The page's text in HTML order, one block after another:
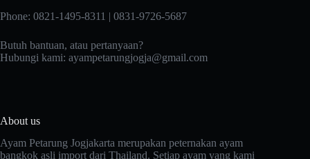
Phone: 0821-1495-8311 | 0831-9726-5687
Butuh bantuan, atau pertanyaan?
Hubungi kami: ayampetarungjogja@gmail.com
About us
Ayam Petarung Jogjakarta merupakan peternakan ayam
bangkok asli import dari Thailand. Setiap ayam yang kami